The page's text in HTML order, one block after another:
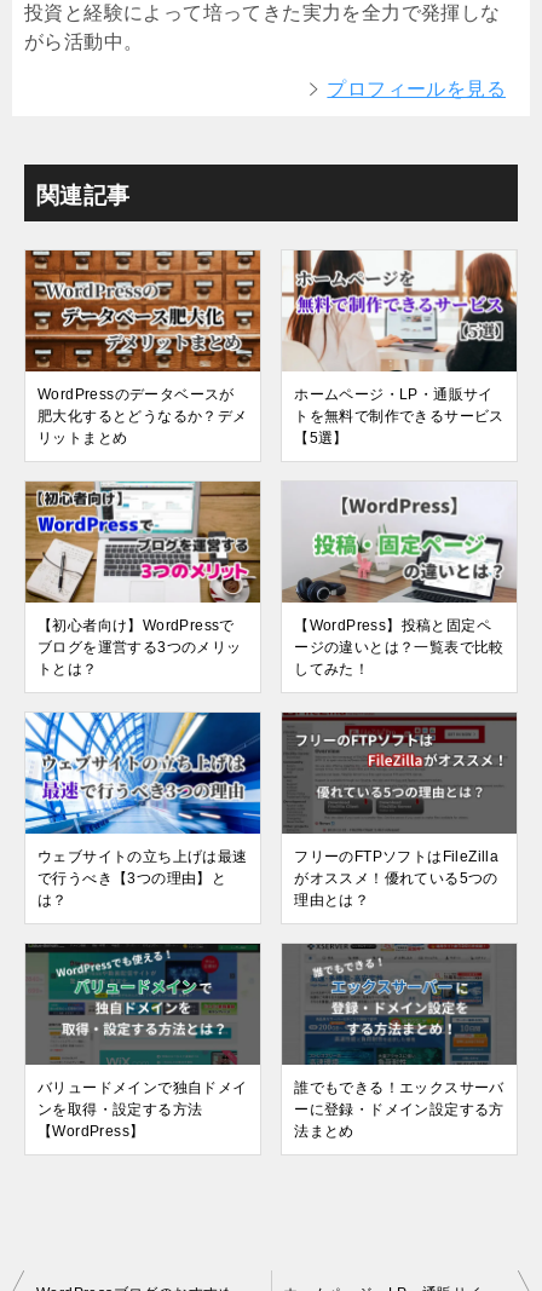
投資と経験によって培ってきた実力を全力で発揮しな
がら活動中。
プロフィールを見る
関連記事
WordPressのデータベースが
肥大化するとどうなるか？デメ
リットまとめ
ホームページ・LP・通販サイ
トを無料で制作できるサービス
【5選】
【初心者向け】WordPressで
ブログを運営する3つのメリッ
トとは？
【WordPress】投稿と固定ペ
ージの違いとは？一覧表で比較
してみた！
ウェブサイトの立ち上げは最速
で行うべき【3つの理由】と
は？
フリーのFTPソフトはFileZilla
がオススメ！優れている5つの
理由とは？
バリュードメインで独自ドメイ
ンを取得・設定する方法
【WordPress】
誰でもできる！エックスサーバ
ーに登録・ドメイン設定する方
法まとめ